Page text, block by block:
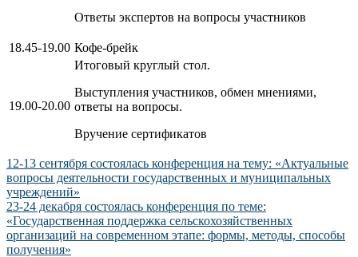
Ответы экспертов на вопросы участников
18.45-19.00 Кофе-брейк
19.00-20.00
Итоговый круглый стол.
Выступления участников, обмен мнениями,
ответы на вопросы.
Вручение сертификатов
Навигация
по
записям
12-13 сентября состоялась конференция на тему: «Актуальные
вопросы деятельности государственных и муниципальных
учреждений»
23-24 декабря состоялась конференция по теме:
«Государственная поддержка сельскохозяйственных
организаций на современном этапе: формы, методы, способы
получения»